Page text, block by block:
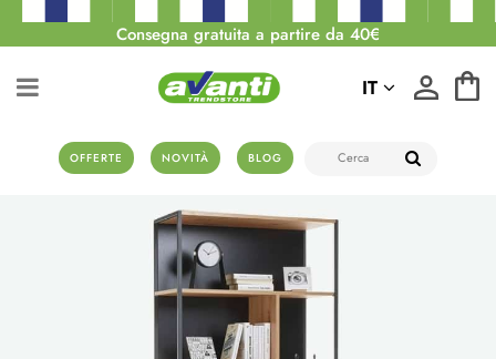
Consegna gratuita a partire da 40€
OFFERTE NOVITÀ BLOG
IT